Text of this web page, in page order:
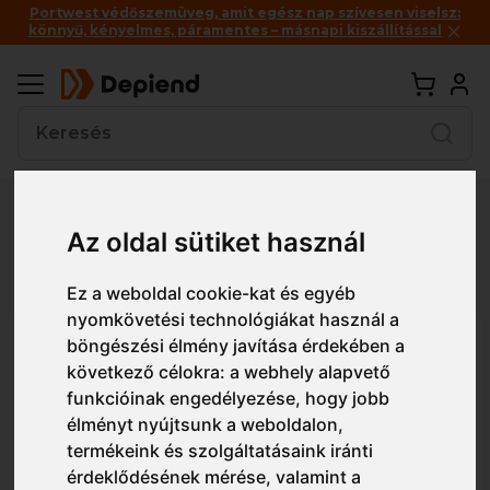
Az oldal sütiket használ
Ez a weboldal cookie-kat és egyéb
nyomkövetési technológiákat használ a
böngészési élmény javítása érdekében a
következő célokra:a webhely alapvető
funkcióinak engedélyezése, hogy jobb
élményt nyújtsunk a weboldalon,
termékeink és szolgáltatásaink iránti
érdeklődésének mérése, valamint a
Portwest védőszemüveg, amit egész nap szívesen viselsz:
könnyű, kényelmes, páramentes – másnapi kiszállítással
6STO STORMLUX